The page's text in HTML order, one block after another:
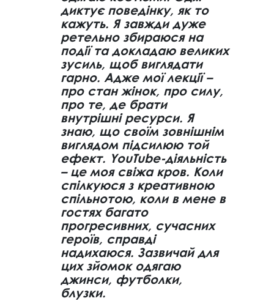
диктує поведінку, як то
кажуть. Я завжди дуже
ретельно збираюся на
події та докладаю великих
зусиль, щоб виглядати
гарно. Адже мої лекції –
про стан жінок, про силу,
про те, де брати
внутрішні ресурси. Я
знаю, що своїм зовнішнім
виглядом підсилюю той
ефект. YouTube-діяльність
– це моя свіжа кров. Коли
спілкуюся з креативною
спільнотою, коли в мене в
гостях багато
прогресивних, сучасних
героїв, справді
надихаюся. Зазвичай для
цих зйомок одягаю
джинси, футболки,
блузки.